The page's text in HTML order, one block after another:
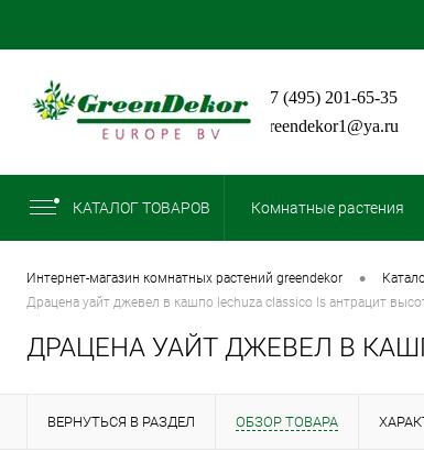
+7 (495) 201-65-35
greendekor1@ya.ru
КАТАЛОГ ТОВАРОВ Комнатные растения
интернет-магазин комнатных растений greendekor •
драцена уайт джевел в кашпо lechuza сlassico ls антрацит
ДРАЦЕНА УАЙТ ДЖЕВЕЛ В
ВЕРНУТЬСЯ В РАЗДЕЛ ОБЗОР ТОВАРА